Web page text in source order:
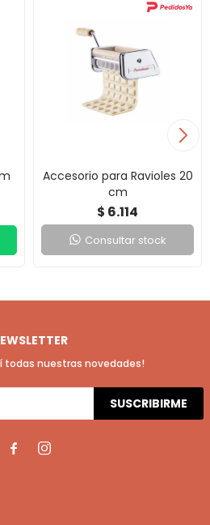
Accesorio para Ravioles 20
cm
$ 6.114
Consultar stock
todas nuestras novedades!
SUSCRIBIRME
 